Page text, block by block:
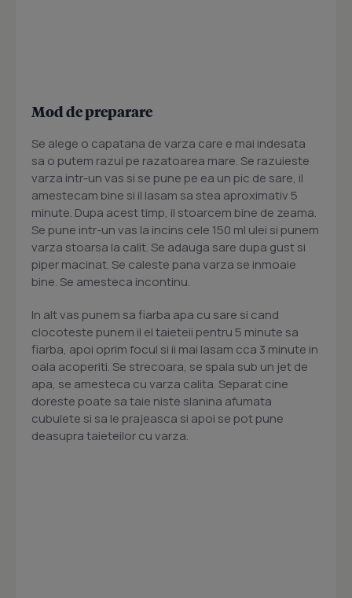
Mod de preparare
Se alege o capatana de varza care e mai indesata
sa o putem razui pe razatoarea mare. Se razuieste
varza intr-un vas si se pune pe ea un pic de sare, il
amestecam bine si il lasam sa stea aproximativ 5
minute. Dupa acest timp, il stoarcem bine de zeama.
Se pune intr-un vas la incins cele 150 ml ulei si punem
varza stoarsa la calit. Se adauga sare dupa gust si
piper macinat. Se caleste pana varza se inmoaie
bine. Se amesteca incontinu.
In alt vas punem sa fiarba apa cu sare si cand
clocoteste punem il el taieteii pentru 5 minute sa
fiarba, apoi oprim focul si ii mai lasam cca 3 minute in
oala acoperiti. Se strecoara, se spala sub un jet de
apa, se amesteca cu varza calita. Separat cine
doreste poate sa taie niste slanina afumata
cubulete si sa le prajeasca si apoi se pot pune
deasupra taieteilor cu varza.